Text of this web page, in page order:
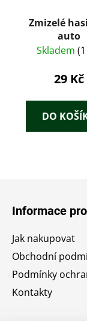
Zmizelé
auto
Skladem
29 Kč
DO
Informace
Jak nakupovat
Obchodní
Podmínky
Kontakty